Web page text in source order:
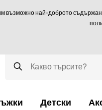
Детски
възможно най-доброто